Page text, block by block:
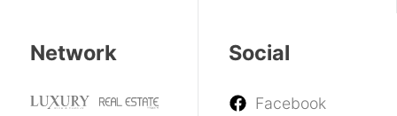
Network Social
Facebook